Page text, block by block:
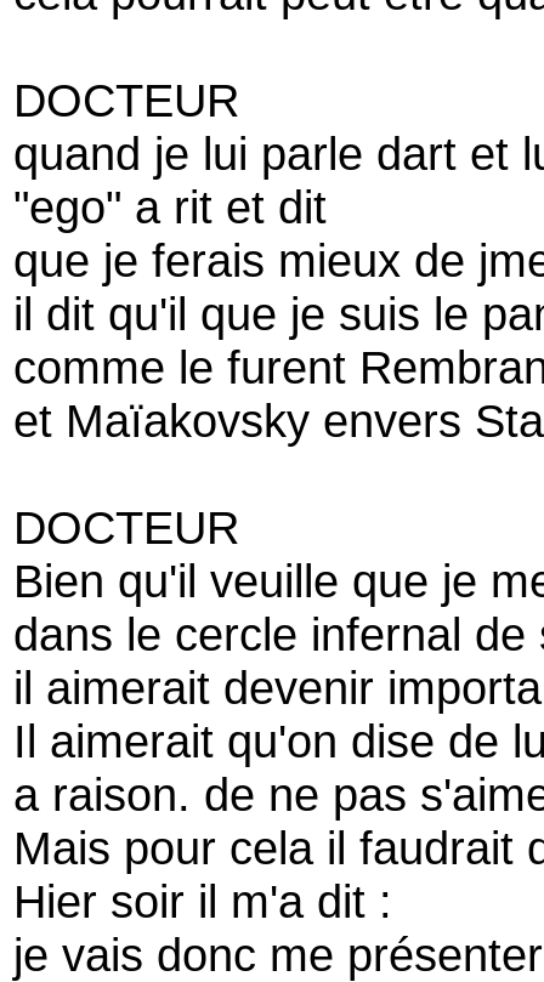
DOCTEUR
quand je lui parle dart et
"ego" a rit et dit
que je ferais mieux de
il dit qu'il que je suis le
comme le furent
et Maïakovsky envers
DOCTEUR
Bien qu'il veuille que je
dans le cercle infernal de
il aimerait devenir
Il aimerait qu'on dise de
a raison. de ne pas
Mais pour cela il faudrait
Hier soir il m'a dit :
je vais donc me